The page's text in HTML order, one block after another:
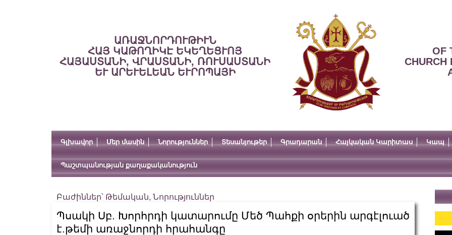
ԱՌԱՋՆՈՐԴՈՒԹԻՒՆ
ՀԱՅ ԿԱԹՈՂԻԿԷ ԵԿԵՂԵՑՒՈՅ
ՀԱՅԱՍՏԱՆԻ, ՎՐԱՍՏԱՆԻ, ՌՈՒՍԱՍՏԱՆԻ
ԵՒ ԱՐԵՒԵԼԵԱՆ ԵՒՐՈՊԱՅԻ
OF
CHURCH
Գլխավոր Մեր մասին Նորություններ Տեսանյութեր Գրադարան Հայկական Կարիտաս Կապ
Պաշտպանության քաղաքականություն
Բաժիններ՝ Թեմական, Նորություններ
Պսակի Սբ. Խորհրդի կատարումը Մեծ Պահքի օրերին արգէլուած
է.թեմի առաջնորդի հրահանգը